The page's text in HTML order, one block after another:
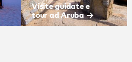
Visite guidate e
tour ad Aruba